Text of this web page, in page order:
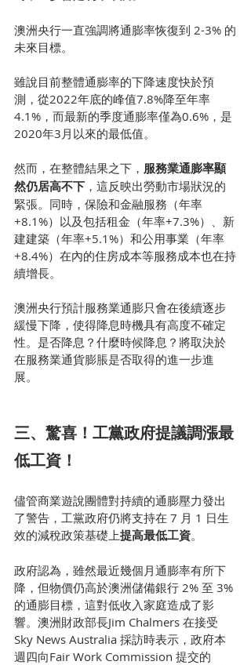
澳洲央行一直強調將通膨率恢復到 2-3% 的
未來目標。
雖說目前整體通膨率的下降速度快於預
測，從2022年底的峰值7.8%降至年率
4.1%，而最新的季度通膨率僅為0.6%，是
2020年3月以來的最低值。
然而，在整體結果之下， 服務業通膨率顯
然仍居高不下 ，這反映出勞動市場狀況的
緊張。同時，保險和金融服務（年率
+8.1%）以及包括租金（年率+7.3%）、新
建建築（年率+5.1%）和公用事業（年率
+8.4%）在內的住房成本等服務成本也在持
續增長。
澳洲央行預計服務業通膨只會在後續逐步
緩慢下降，使得降息時機具有高度不確定
性。是否降息？什麼時候降息？將取決於
在服務業通貨膨脹是否取得的進一步進
展。
三、驚喜！工黨政府提議調漲最
低工資！
儘管商業遊說團體對持續的通膨壓力發出
了警告，工黨政府仍將支持在 7 月 1 日生
效的減稅政策基礎上提高最低工資。
政府認為，雖然最近幾個月通膨率有所下
降，但物價仍高於澳洲儲備銀行 2% 至 3%
的通膨目標，這對低收入家庭造成了影
響。澳洲財政部長Jim Chalmers 在接受
Sky News Australia 採訪時表示，政府本
週四向Fair Work Commission 提交的